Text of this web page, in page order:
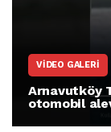
VIDEO GALERI
Arnavutköy
otomobil